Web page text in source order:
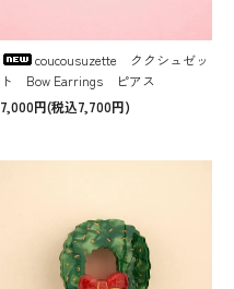
coucousuzette ククシュゼッ
ト Bow Earrings ピアス
7,000円(税込7,700円)